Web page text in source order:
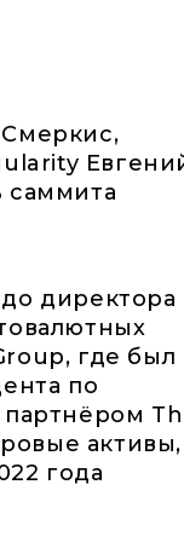
саммита
директора
где был
по
активы,
года